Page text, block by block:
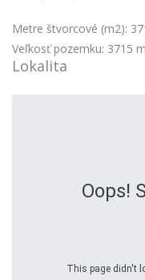
Metre štvorcové (m2):
Veľkosť pozemku: 3715
Lokalita
Oops!
This page didn't